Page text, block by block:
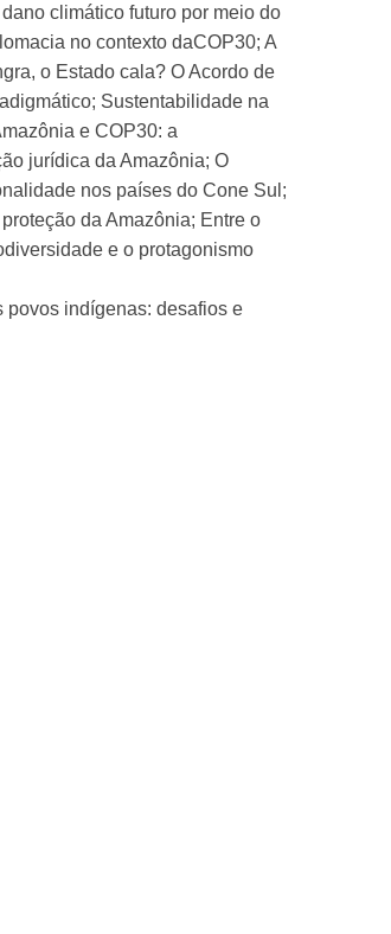
climático futuro por meio do
no contexto daCOP30; A
o Estado cala? O Acordo de
Sustentabilidade na
e COP30: a
jurídica da Amazônia; O
nos países do Cone Sul;
da Amazônia; Entre o
e o protagonismo
povos indígenas: desafios e